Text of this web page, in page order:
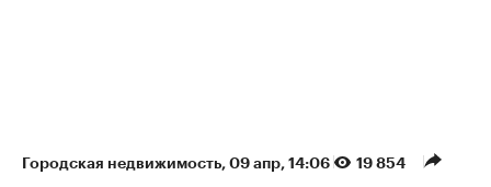
Городская недвижимость 09 апр, 14:06 19 854